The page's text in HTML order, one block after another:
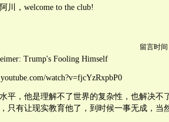
川，welcome to the club!
留言时间
Trump's Fooling Himself
watch?v=fjcYzRxpbP0
平，他是理解不了世界的复杂性，也解决不
只有让现实教育他了，到时候一事无成，当